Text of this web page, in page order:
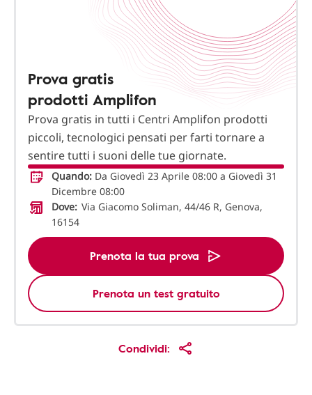
Prova gratis
prodotti Amplifon
Prova gratis in tutti i Centri Amplifon prodotti
piccoli, tecnologici pensati per farti tornare a
sentire tutti i suoni delle tue giornate.
Quando: Da Giovedì 23 Aprile 08:00 a Giovedì 31
Dicembre 08:00
Dove: Via Giacomo Soliman, 44/46 R, Genova,
16154
Prenota la tua prova
Prenota un test gratuito
Condividi: